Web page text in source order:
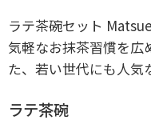
ラテ茶碗セット
気軽なお抹茶習慣を広
た、若い世代にも人気
ラテ茶碗